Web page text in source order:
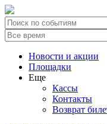
Новости и акции
Площадки
Еще
Кассы
Контакты
Возврат